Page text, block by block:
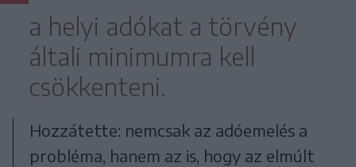
a helyi adókat a törvény
általi minimumra kell
csökkenteni.
Hozzátette: nemcsak az adóemelés a
probléma, hanem az is, hogy az elmúlt